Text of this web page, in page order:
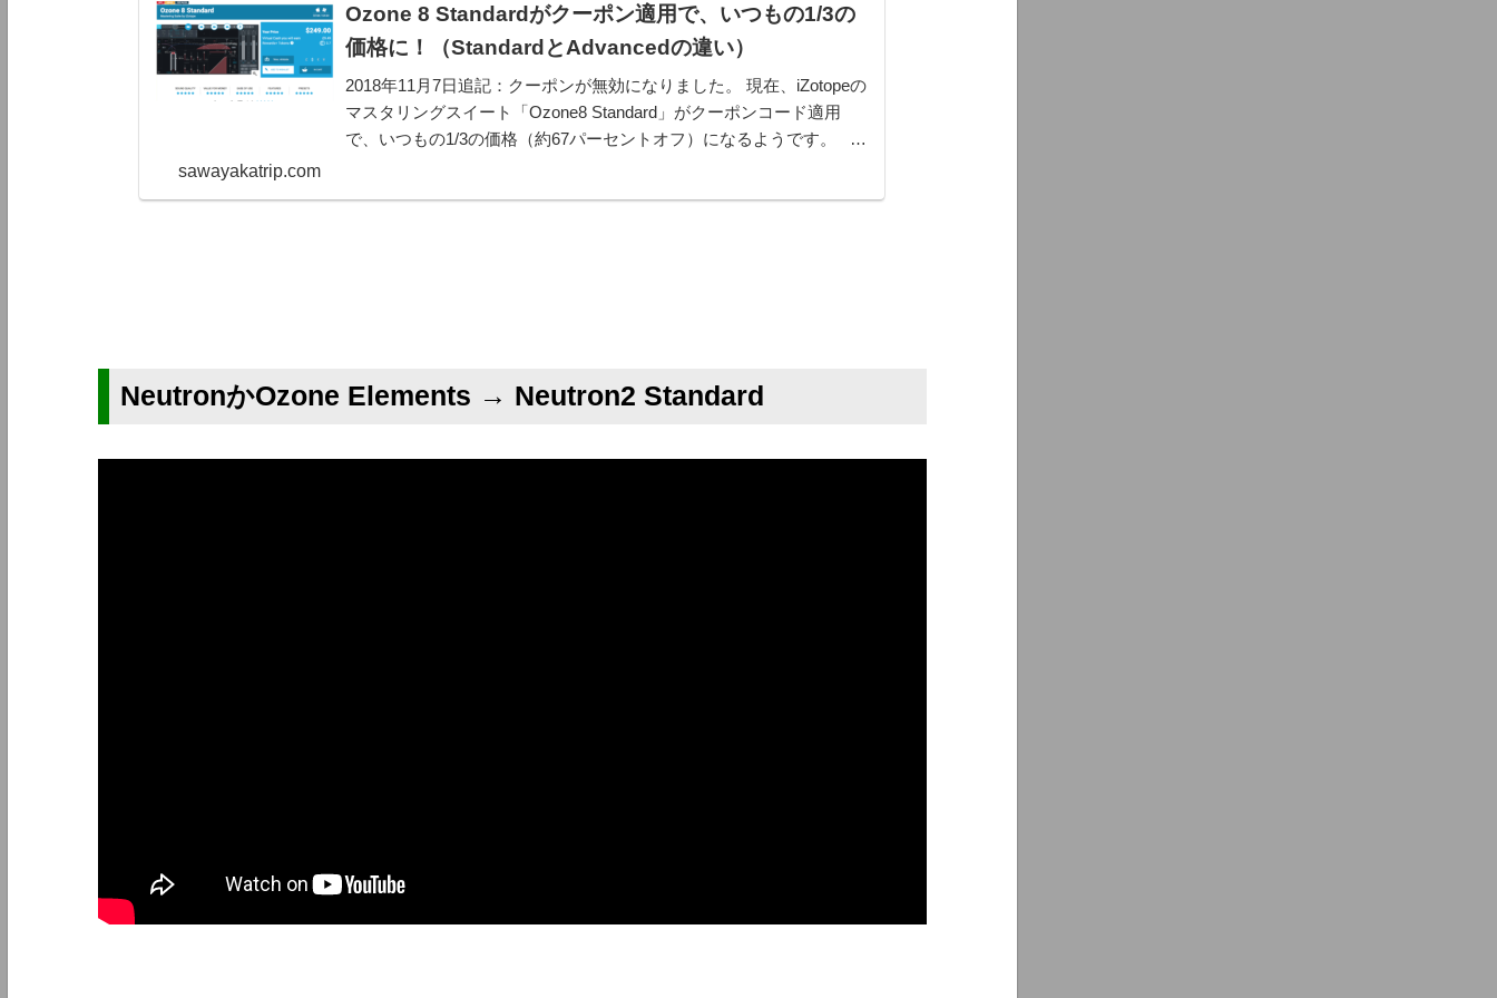
Ozone 8 Standardがクーポン適用で、いつもの1/3の
価格に！（StandardとAdvancedの違い）
2018年11月7日追記：クーポンが無効になりました。 現在、iZotopeの
マスタリングスイート「Ozone8 Standard」がクーポンコード適用
で、いつもの1/3の価格（約67パーセントオフ）になるようです。 通
sawayakatrip.com
NeutronかOzone Elements → Neutron2 Standard